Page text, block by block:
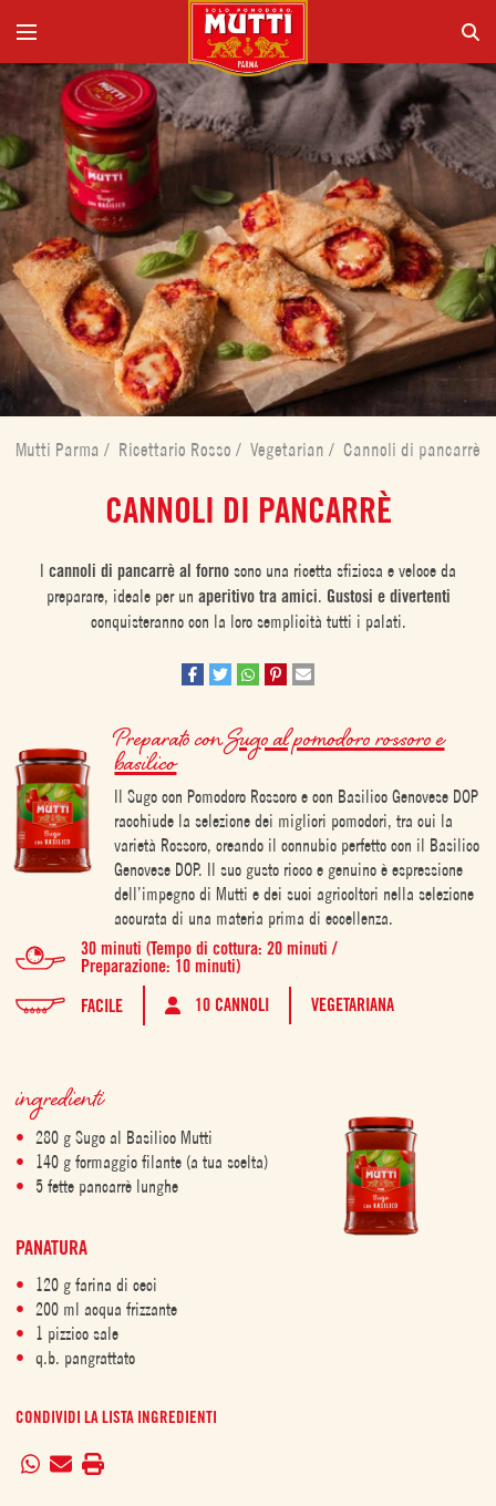
Mutti Parma / Ricettario Rosso / Vegetarian / Cannoli di pancarrè
CANNOLI DI PANCARRÈ
cannoli di pancarrè al forno sono una ricetta sfiziosa e veloce da
preparare, ideale per un aperitivo tra amici. Gustosi e divertenti
conquisteranno con la loro semplicità tutti i palati.
Preparato conSugo al pomodoro rossoro e
basilico
Il Sugo con Pomodoro Rossoro e con Basilico Genovese DOP
racchiude la selezione dei migliori pomodori, tra cui la
varietà Rossoro, creando il connubio perfetto con il Basilico
Genovese DOP. Il suo gusto ricco e genuino è espressione
dell’impegno di Mutti e dei suoi agricoltori nella selezione
accurata di una materia prima di eccellenza.
30 minuti (Tempo di cottura: 20 minuti /
Preparazione: 10 minuti)
FACILE
10 CANNOLI VEGETARIANA
ingredienti
280 g Sugo al Basilico Mutti
140 g formaggio filante (a tua scelta)
5 fette pancarrè lunghe
PANATURA
120 g farina di ceci
200 ml acqua frizzante
1 pizzico sale
q.b. pangrattato
CONDIVIDI LA LISTA INGREDIENTI